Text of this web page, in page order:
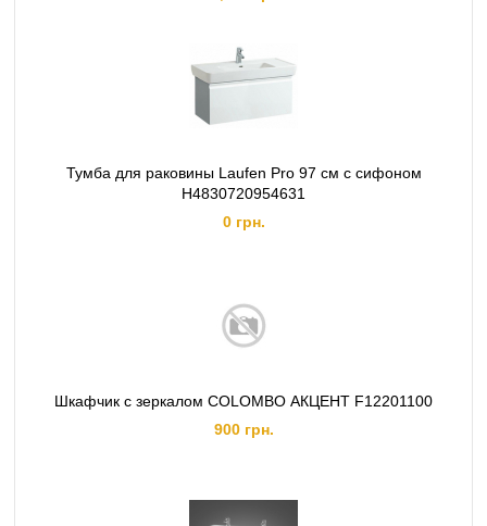
Тумба для раковины Laufen Pro 97 см с сифоном
H4830720954631
0 грн.
Шкафчик с зеркалом COLOMBO АКЦЕНТ F12201100
900 грн.